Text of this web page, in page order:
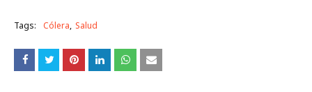
Tags: Cólera Salud